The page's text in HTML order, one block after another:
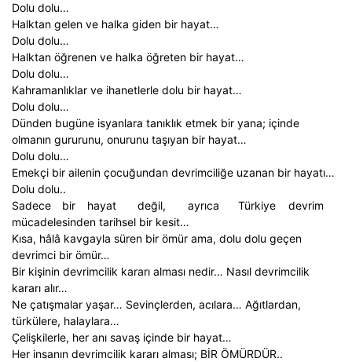
Dolu dolu…
Halktan gelen ve halka giden bir hayat…
Dolu dolu…
Halktan öğrenen ve halka öğreten bir hayat…
Dolu dolu…
Kahramanlıklar ve ihanetlerle dolu bir hayat…
Dolu dolu…
Dünden bugüne isyanlara tanıklık etmek bir yana; içinde
olmanın gururunu, onurunu taşıyan bir hayat…
Dolu dolu…
Emekçi bir ailenin çocuğundan devrimciliğe uzanan bir hayatı…
Dolu dolu..
Sadece
bir hayat değil, ayrıca Türkiye
devrim
mücadelesinden tarihsel bir kesit…
Kısa, hâlâ kavgayla süren bir ömür ama, dolu dolu geçen
devrimci bir ömür…
Bir kişinin devrimcilik kararı alması nedir… Nasıl devrimcilik
kararı alır…
Ne çatışmalar yaşar… Sevinçlerden, acılara… Ağıtlardan,
türkülere, halaylara…
Çelişkilerle, her anı savaş içinde bir hayat…
Her insanın devrimcilik kararı alması; BİR ÖMÜRDÜR..